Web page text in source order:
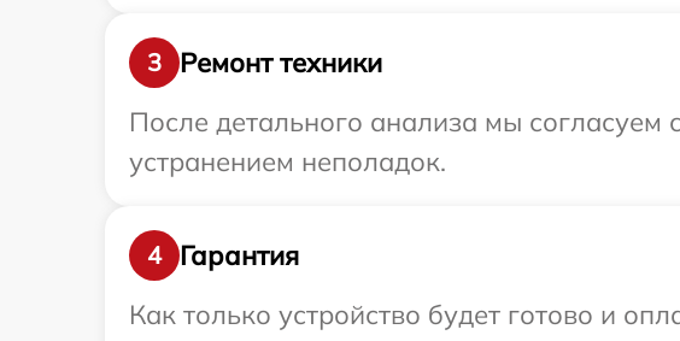
3
Ремонт техники
После детального анализа мы согласуем
устранением неполадок.
4
Гарантия
Как только устройство будет готово и